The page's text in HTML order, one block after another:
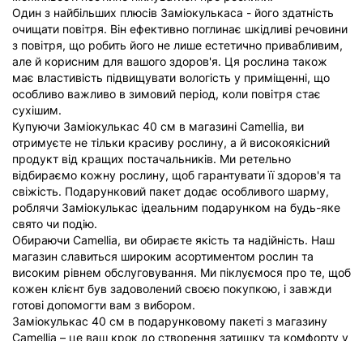
Один з найбільших плюсів Заміокулькаса - його здатність
очищати повітря. Він ефективно поглинає шкідливі речовини
з повітря, що робить його не лише естетично привабливим,
але й корисним для вашого здоров'я. Ця рослина також
має властивість підвищувати вологість у приміщенні, що
особливо важливо в зимовий період, коли повітря стає
сухішим.
Купуючи Заміокулькас 40 см в магазині Camellia, ви
отримуєте не тільки красиву рослину, а й високоякісний
продукт від кращих постачальників. Ми ретельно
відбираємо кожну рослину, щоб гарантувати її здоров'я та
свіжість. Подарунковий пакет додає особливого шарму,
роблячи Заміокулькас ідеальним подарунком на будь-яке
свято чи подію.
Обираючи Camellia, ви обираєте якість та надійність. Наш
магазин славиться широким асортиментом рослин та
високим рівнем обслуговування. Ми піклуємося про те, щоб
кожен клієнт був задоволений своєю покупкою, і завжди
готові допомогти вам з вибором.
Заміокулькас 40 см в подарунковому пакеті з магазину
Camellia – це ваш крок до створення затишку та комфорту у